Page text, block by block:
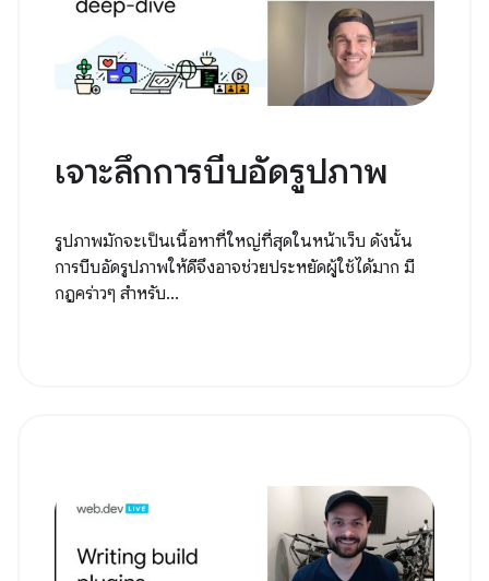
เจาะลึกการบีบอัดรูปภาพ
รูปภาพมักจะเป็นเนื้อหาที่ใหญ่ที่สุดในหน้าเว็บ ดังนั้น
การบีบอัดรูปภาพให้ดีจึงอาจช่วยประหยัดผู้ใช้ได้มาก มี
กฎคร่าวๆ สำหรับ...